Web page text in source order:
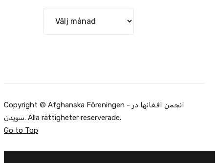
Copyright © Afghanska Föreningen - انجمن افغانها در
سویدن. Alla rättigheter reserverade.
Go to Top